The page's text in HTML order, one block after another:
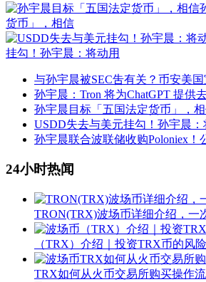
货币」，相信
挂勾！孙宇晨：将动用
与孙宇晨被SEC吿有关？币安美国
孙宇晨：Tron 将为ChatGPT 提供
孙宇晨目标「五国法定货币」，
USDD失去与美元挂勾！孙宇晨
孙宇晨联合波联储收购Poloniex！
24小时热闻
TRON(TRX)波场币详细介绍，一
（TRX）介绍｜投资TRX币的风险
TRX如何从火币交易所购买操作